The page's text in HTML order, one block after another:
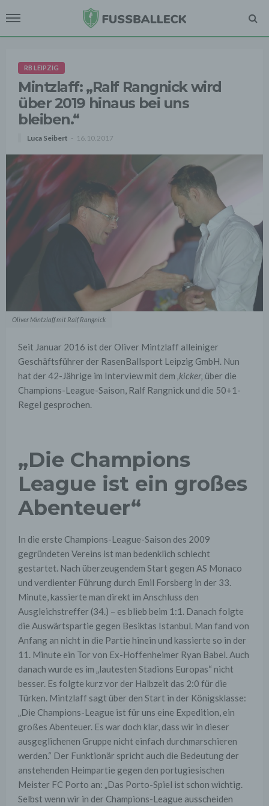
RB LEIPZIG
Mintzlaff: „Ralf Rangnick wird
über 2019 hinaus bei uns
bleiben.“
Luca Seibert 16.10.2017
Oliver Mintzlaff mit Ralf Rangnick
Seit Januar 2016 ist der Oliver Mintzlaff alleiniger
Geschäftsführer der RasenBallsport Leipzig GmbH. Nun
hat der 42-Jährige im Interview mit dem ‚kicker‚ über die
Champions-League-Saison, Ralf Rangnick und die 50+1-
Regel gesprochen.
„Die Champions
League ist ein großes
Abenteuer“
In die erste Champions-League-Saison des 2009
gegründeten Vereins ist man bedenklich schlecht
gestartet. Nach überzeugendem Start gegen AS Monaco
und verdienter Führung durch Emil Forsberg in der 33.
Minute, kassierte man direkt im Anschluss den
Ausgleichstreffer (34.) – es blieb beim 1:1. Danach folgte
die Auswärtspartie gegen Besiktas Istanbul. Man fand von
Anfang an nicht in die Partie hinein und kassierte so in der
11. Minute ein Tor von Ex-Hoffenheimer Ryan Babel. Auch
danach wurde es im „lautesten Stadions Europas“ nicht
besser. Es folgte kurz vor der Halbzeit das 2:0 für die
Türken. Mintzlaff sagt über den Start in der Königsklasse:
„Die Champions-League ist für uns eine Expedition, ein
großes Abenteuer. Es war doch klar, dass wir in dieser
ausgeglichenen Gruppe nicht einfach durchmarschieren
werden.“ Der Funktionär spricht auch die Bedeutung der
anstehenden Heimpartie gegen den portugiesischen
Meister FC Porto an: „Das Porto-Spiel ist schon wichtig.
Selbst wenn wir in der Champions-League ausscheiden